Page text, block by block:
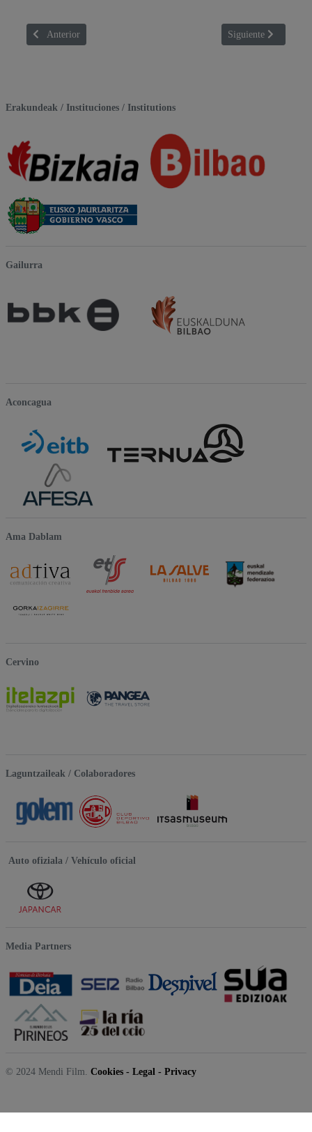
Artículo anterior: MAMA
Anterior Artículo siguiente:
Siguiente
Erakundeak / Instituciones / Institutions
Gailurra
Aconcagua
Ama Dablam
Cervino
Laguntzaileak / Colaboradores
Auto ofiziala / Vehículo oficial
Media Partners
© 2024 Mendi Film. Cookies - Legal - Privacy